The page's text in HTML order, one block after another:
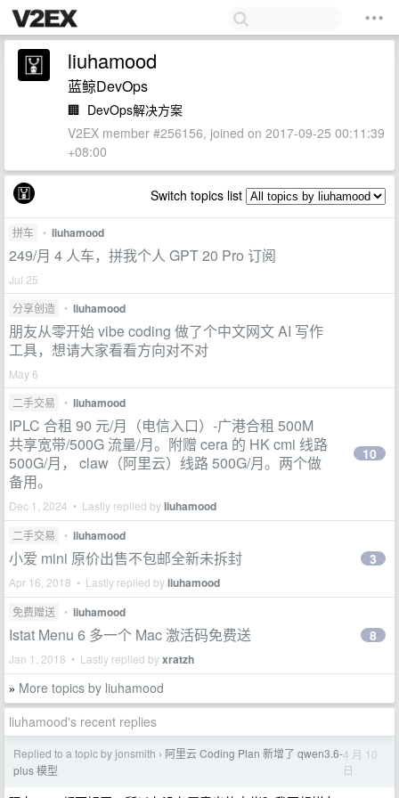
liuhamood
蓝鲸DevOps
🏢 DevOps解决方案
V2EX member #256156, joined on 2017-09-25 00:11:39
+08:00
Switch topics list
拼车 • liuhamood
249/月 4 人车，拼我个人 GPT 20 Pro 订阅
Jul 25
分享创造
• liuhamood
朋友从零开始 vibe coding 做了个中文网文 AI 写作
工具，想请大家看看方向对不对
May 6
二手交易
• liuhamood
IPLC 合租 90 元/月（电信入口）-广港合租 500M
共享宽带/500G 流量/月。附赠 cera 的 HK cmi 线路
500G/月， claw（阿里云）线路 500G/月。两个做
备用。
Dec 1, 2024 • Lastly replied byliuhamood
10
二手交易 • liuhamood
小爱 mini 原价出售不包邮全新未拆封
Apr 16, 2018 • Lastly replied byliuhamood
3
免费赠送 • liuhamood
Istat Menu 6 多一个 Mac 激活码免费送
Jan 1, 2018 • Lastly replied byxratzh
8
» More topics by liuhamood
liuhamood's recent replies
Replied to a topic by jonsmith › 阿里云 Coding Plan 新增了 qwen3.6-
plus 模型
4 月 10
日